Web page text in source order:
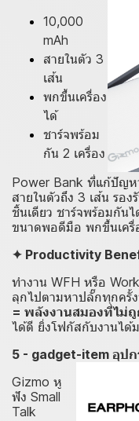
10,000
mAh
สายในตัว 3
เส้น
พกขึ้นเครื่อง
ได้
ชาร์จพร้อม
กัน 2 เครื่อง
Power Bank ที่แก้ปัญห
สายในตัวถึง 3 เส้น รอ
ชิ้นเดียว ชาร์จพร้อมกัน
ขนาดพอดีมือ พกขึ้นเครื่
✦ Productivity
ทำงาน WFH หรือ
ลุกไปตามหาปลั๊กทุกครั้
= พลังงานสมองที่ไม่
ได้ดี ยิ่งโฟกัสกับงานได้
5 - gadget-item อุป
Gizmo หู
ฟัง Small
Talk